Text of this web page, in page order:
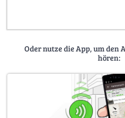
Oder nutze die App, um den
hören: